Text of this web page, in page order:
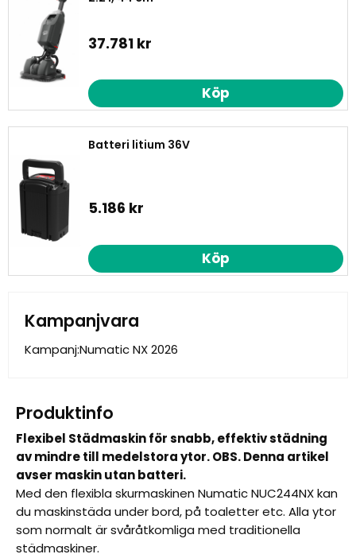
37.781 kr
Köp
Batteri litium 36V
5.186 kr
Köp
Kampanjvara
Kampanj:Numatic NX 2026
Produktinfo
Flexibel Städmaskin för snabb, effektiv städning
av mindre till medelstora ytor. OBS. Denna artikel
avser maskin utan batteri.
Med den flexibla skurmaskinen Numatic NUC244NX kan
du maskinstäda under bord, på toaletter etc. Alla ytor
som normalt är svåråtkomliga med traditionella
städmaskiner.